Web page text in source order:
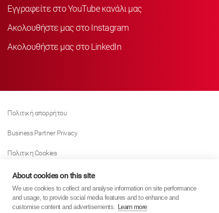
Εγγραφείτε στο YouTube κανάλι μας
Ακολουθήστε μας στο Instagram
Ακολουθήστε μας στο LinkedIn
Πολιτική απορρήτου
Business Partner Privacy
Πολιτικη Cookies
Modern Slavery Act Policy
Tax Strategy
About cookies on this site
We use cookies to collect and analyse information on site performance
and usage, to provide social media features and to enhance and
customise content and advertisements. Learn more